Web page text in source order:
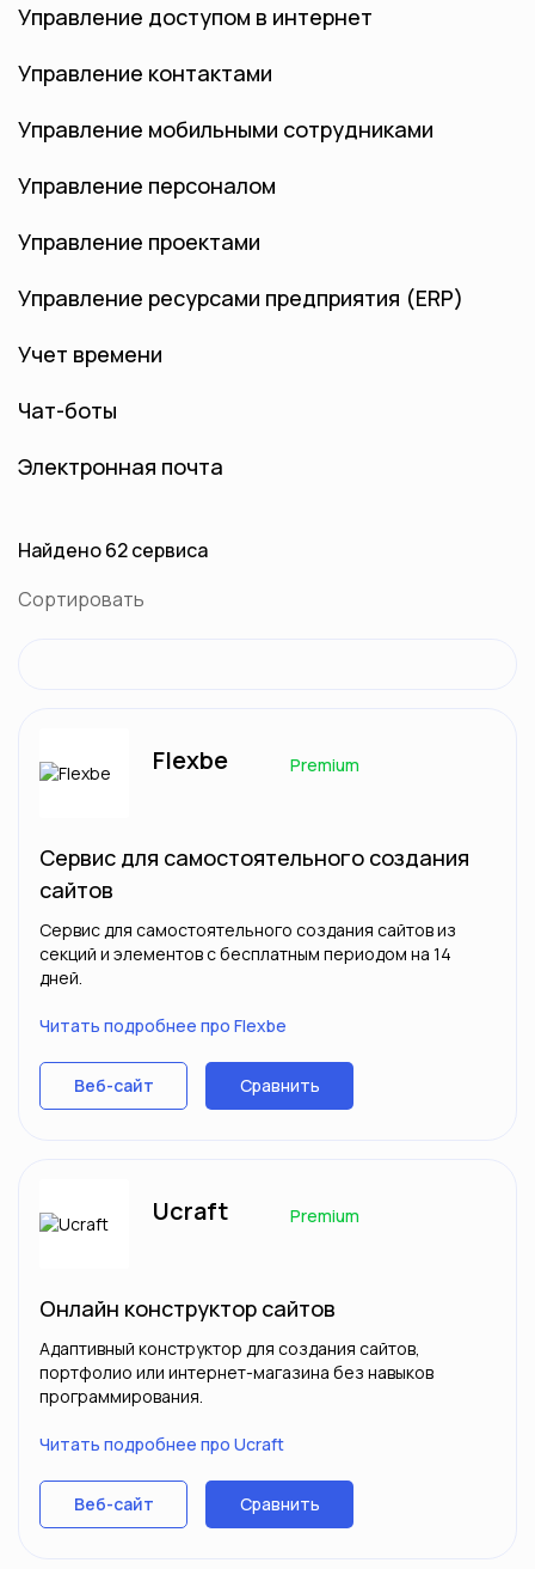
Найдено 62 сервиса
Сортировать
Flexbe Premium
Сервис для самостоятельного создания
сайтов
Сервис для самостоятельного создания сайтов из
секций и элементов с бесплатным периодом на 14
дней.
Читать подробнее про Flexbe
Веб-сайт Сравнить
Ucraft Premium
Онлайн конструктор сайтов
Адаптивный конструктор для создания сайтов,
портфолио или интернет-магазина без навыков
программирования.
Читать подробнее про Ucraft
Веб-сайт Сравнить
Управление доступом в интернет
Управление контактами
Управление мобильными сотрудниками
Управление персоналом
Управление проектами
Управление ресурсами предприятия (ERP)
Учет времени
Чат-боты
Электронная почта